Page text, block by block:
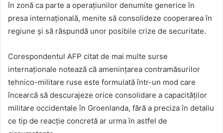
în zonă ca parte a operațiunilor denumite generice în
presa internațională, menite să consolideze cooperarea în
regiune și să răspundă unor posibile crize de securitate.
Corespondentul AFP citat de mai multe surse
internaționale notează că amenințarea contramăsurilor
tehnico-militare ruse este formulată într-un mod care
încearcă să descurajeze orice consolidare a capacităților
militare occidentale în Groenlanda, fără a preciza în detaliu
ce tip de reacție concretă ar urma în astfel de